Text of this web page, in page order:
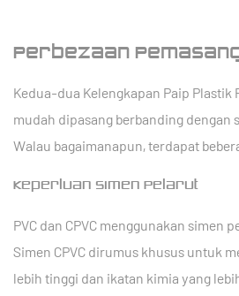
Perbezaan
Kedua-dua Kelengkapan Paip Plastik
mudah dipasang berbanding dengan
Walau bagaimanapun, terdapat
Keperluan Simen Pelarut
PVC dan CPVC menggunakan simen
Simen CPVC dirumus khusus untuk
lebih tinggi dan ikatan kimia yang